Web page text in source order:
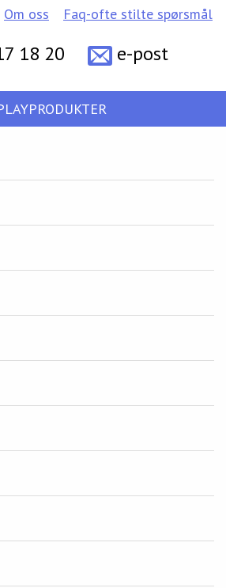
18 20 e-post
Om oss Faq-ofte stilte spørsmål